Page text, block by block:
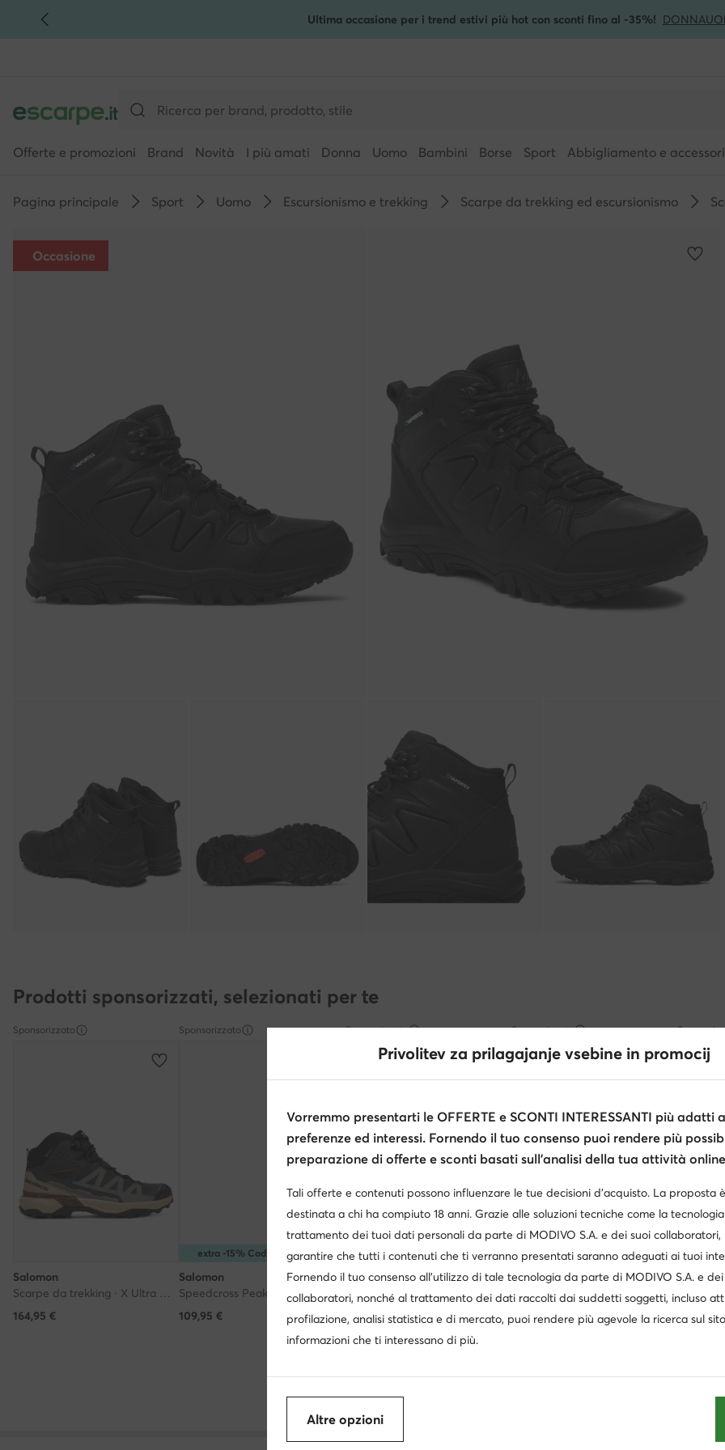
VAI AL CONTENUTO PRINCIPALE Ultima occasione per i trend estivi più hot con sconti fino al -35%! DONNA
Offerte e promozioni Brand Novità I più amati Donna Uomo Bambini Borse Sport Abbigliamento e accessori
Pagina principale Sport Uomo Escursionismo e trekking Scarpe da trekking ed escursionismo
Occasione
Prodotti sponsorizzati, selezionati per te
Sponsorizzato
Salomon
Scarpe da trekking · X Ultra 360 Mid Gore-Tex L47743300 · Grigio
164,95 €
Sponsorizzato
extra -15% Codice: SUMMER
Salomon
Speedcross Peak L47974700 · Scarpe running
109,95 €
Sponsorizzato
Salomon
Scarpe da trekking · Quest Echo Gore-Tex L49146200 · Grigio
199,99€
Sponsorizzato
extra -10% Codice: SUMMER
Asics
Gel-Rocket 12 1071A116 · Scarpe indoor
Prezzo attuale
65,99€
extra
Asics
Prezzo
67,99€
Privolitev za prilagajanje vsebine in promocij
Vorremmo presentarti le OFFERTE e SCONTI INTERESSANTI più adatti
preferenze ed interessi. Fornendo il tuo consenso puoi rendere più
preparazione di offerte e sconti basati sull’analisi della tua attività
Tali offerte e contenuti possono influenzare le tue decisioni d’acquisto. La proposta
destinata a chi ha compiuto 18 anni. Grazie alle soluzioni tecniche come la
trattamento dei tuoi dati personali da parte di MODIVO S.A. e dei suoi collaboratori,
garantire che tutti i contenuti che ti verranno presentati saranno adeguati ai tuoi
Fornendo il tuo consenso all’utilizzo di tale tecnologia da parte di MODIVO S.A. e
collaboratori, nonché al trattamento dei dati raccolti dai suddetti soggetti, incluso
profilazione, analisi statistica e di mercato, puoi rendere più agevole la ricerca sul
informazioni che ti interessano di più.
Altre opzioni